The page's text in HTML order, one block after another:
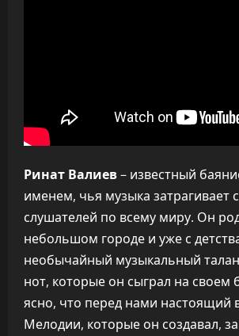
Ринат Валиев– известный
именем, чья музыка затрагивает
слушателей по всему миру. Он
небольшом городе и уже с
необычайный музыкальный
нот, которые он сыграл на своем
ясно, что перед нами настоящий
Мелодии, которые он создавал,